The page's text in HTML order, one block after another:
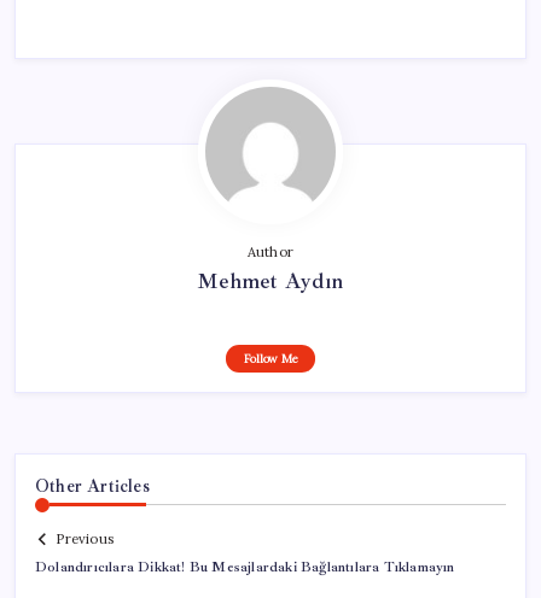
Author
Mehmet Aydın
Follow Me
Other Articles
Previous
Dolandırıcılara Dikkat! Bu Mesajlardaki Bağlantılara Tıklamayın